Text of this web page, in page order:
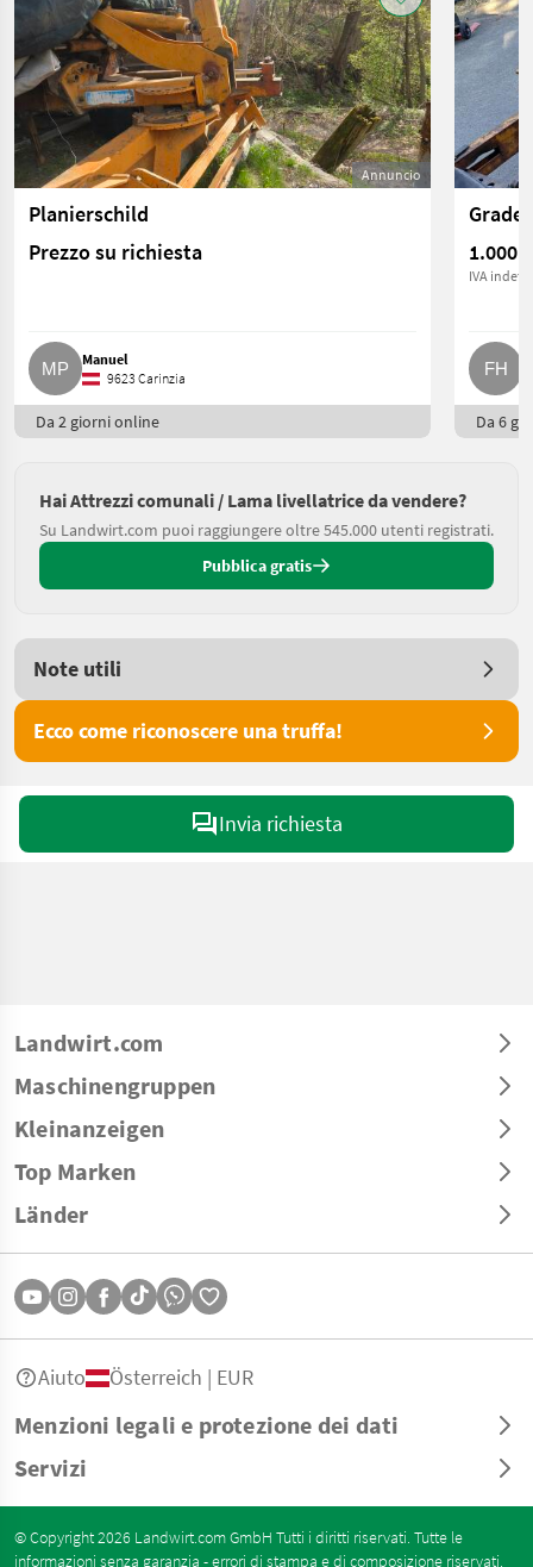
Annuncio
Planierschild
Prezzo su richiesta
Manuel
9623 Carinzia
Da 2 giorni online
Grader
1.000 €
IVA
Da 6
Hai Attrezzi comunali / Lama livellatrice da vendere?
Su Landwirt.com puoi raggiungere oltre 545.000 utenti registrati.
Pubblica gratis
Note utili
Ecco come riconoscere una truffa!
Invia richiesta
Landwirt.com
Maschinengruppen
Kleinanzeigen
Top Marken
Länder
Menzioni legali e protezione dei dati
Servizi
Aiuto Österreich | EUR
© Copyright 2026 Landwirt.com GmbH Tutti i diritti riservati. Tutte le
informazioni senza garanzia - errori di stampa e di composizione riservati.